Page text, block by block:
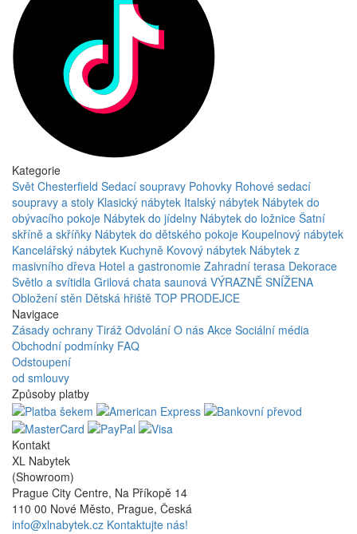
Kategorie
Svět Chesterfield Sedací soupravy Pohovky Rohové sedací
soupravy a stoly Klasický nábytek Italský nábytek Nábytek do
obývacího pokoje Nábytek do jídelny Nábytek do ložnice Šatní
skříně a skříňky Nábytek do dětského pokoje Koupelnový nábytek
Kancelářský nábytek Kuchyně Kovový nábytek Nábytek z
masivního dřeva Hotel a gastronomie Zahradní terasa Dekorace
Světlo a svítidla Grilová chata saunová VÝRAZNĚ SNÍŽENA
Obložení stěn Dětská hřiště TOP PRODEJCE
Navigace
Zásady ochrany Tiráž Odvolání O nás Akce Sociální média
Obchodní podmínky FAQ
Odstoupení
od smlouvy
Způsoby platby
Kontakt
XL Nabytek
(Showroom)
Prague City Centre, Na Příkopě 14
110 00 Nové Město, Prague, Česká
info@xlnabytek.cz Kontaktujte nás!